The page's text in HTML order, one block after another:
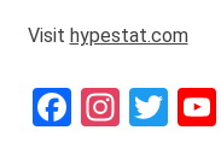
Visit hypestat.com
Facebook